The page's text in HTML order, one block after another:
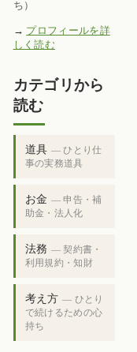
ち）
→ プロフィールを詳
しく読む
カテゴリから
読む
道具 — ひとり仕
事の実務道具
お金 — 申告・補
助金・法人化
法務 — 契約書・
利用規約・知財
考え方 — ひとり
で続けるための心
持ち